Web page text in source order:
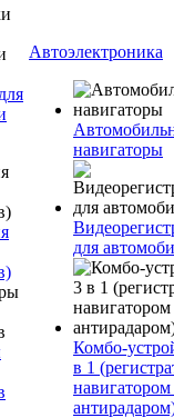
Автоэлектроника
навигаторы
для
Комбо-
в 1